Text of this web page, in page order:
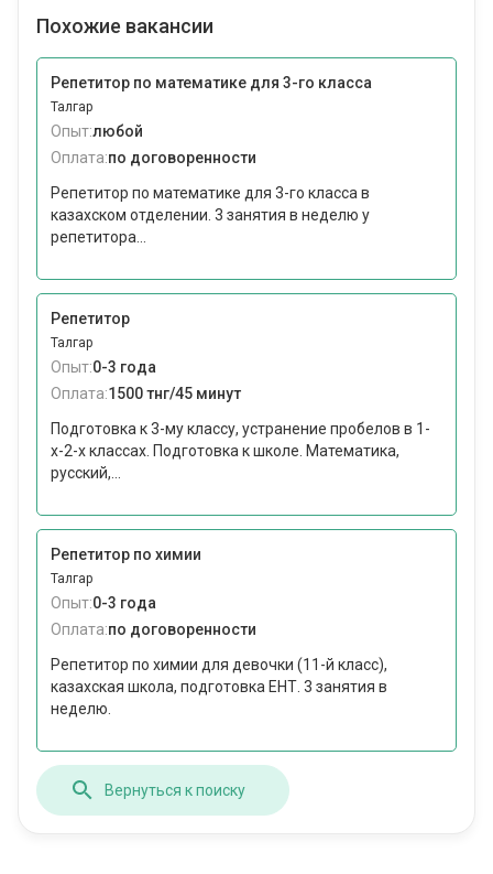
Похожие вакансии
Репетитор по математике для 3-го класса
Талгар
Опыт:любой
Оплата:по договоренности
Репетитор по математике для 3-го класса в
казахском отделении. 3 занятия в неделю у
репетитора...
Репетитор
Талгар
Опыт:0-3 года
Оплата:1500 тнг/45 минут
Подготовка к 3-му классу, устранение пробелов в 1-
х-2-х классах. Подготовка к школе. Математика,
русский,...
Репетитор по химии
Талгар
Опыт:0-3 года
Оплата:по договоренности
Репетитор по химии для девочки (11-й класс),
казахская школа, подготовка ЕНТ. 3 занятия в
неделю.
Вернуться к поиску